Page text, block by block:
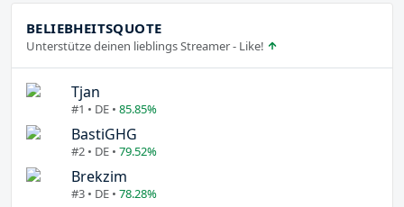
BELIEBHEITSQUOTE
Unterstütze deinen lieblings Streamer - Like!
Tjan
#1 • DE • 85.85%
BastiGHG
#2 • DE • 79.52%
Brekzim
#3 • DE • 78.28%